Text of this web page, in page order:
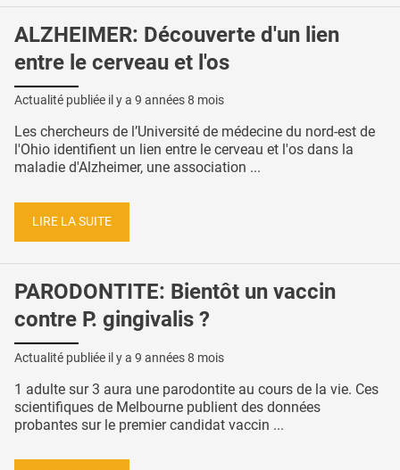
ALZHEIMER: Découverte d'un lien
entre le cerveau et l'os
Actualité publiée il y a 9 années 8 mois
Les chercheurs de l’Université de médecine du nord-est de
l'Ohio identifient un lien entre le cerveau et l'os dans la
maladie d'Alzheimer, une association ...
LIRE LA SUITE
PARODONTITE: Bientôt un vaccin
contre P. gingivalis ?
Actualité publiée il y a 9 années 8 mois
1 adulte sur 3 aura une parodontite au cours de la vie. Ces
scientifiques de Melbourne publient des données
probantes sur le premier candidat vaccin ...